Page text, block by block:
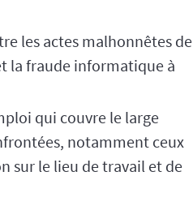
les actes malhonnêtes de
la fraude informatique à
qui couvre le large
notamment ceux
sur le lieu de travail et de